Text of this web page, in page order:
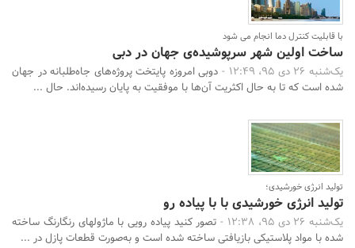
با قابلیت کنترل دما انجام می شود
ساخت اولین شهر سرپوشیده‌ی جهان در دبی
یک‌شنبه 26 دی 95، 12:49 -
دوبی امروزه پایتخت پروژه‌های جاه‌طلبانه در جهان
شده است که تا به حال اکثریت آن‌ها با موفقیت به پایان رسیده‌اند. حال ...
تولید انرژی خورشیدی؛
تولید انرژی خورشیدی با با پیاده رو
یک‌شنبه 26 دی 95، 12:38 -
تصور کنید پیاده رویی با ماژول‎های رنگارنگ ساخته
شده با مواد پلاستیکی بازیافتی ساخته شده است و به‌صورت قطعات پازل در ...